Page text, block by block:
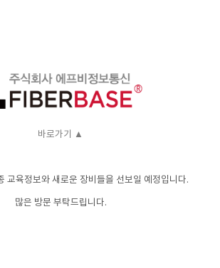
바로가기 ▲
교육정보와 새로운 장비들을 선보일 예정입니다.
많은 방문 부탁드립니다.